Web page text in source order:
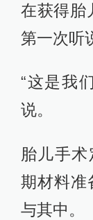
在获得胎
第一次听
“这是我
说。
胎儿手
期材料准
与其中。